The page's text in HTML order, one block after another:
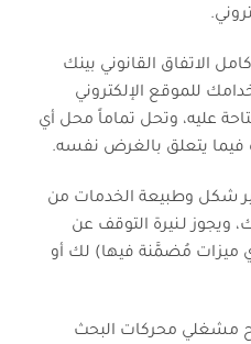
الاتفاق القانوني بينك
للموقع الإلكتروني
عليه، وتحل تماماً محل أي
فيما يتعلق بالغرض نفسه.
شكل وطبيعة الخدمات من
لـنيرة التوقف عن
ميزات مُضمَّنة فيها) لك أو
مشغلي محركات البحث